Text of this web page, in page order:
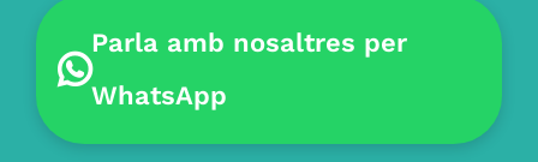
Parla amb nosaltres per
WhatsApp